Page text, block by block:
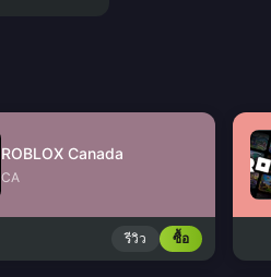
ROBLOX Canada
CA
รีวิว ซื้อ